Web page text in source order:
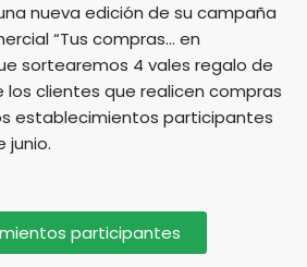
nueva edición de su campaña
“Tus compras… en
sortearemos 4 vales regalo de
clientes que realicen compras
establecimientos participantes
junio.
participantes